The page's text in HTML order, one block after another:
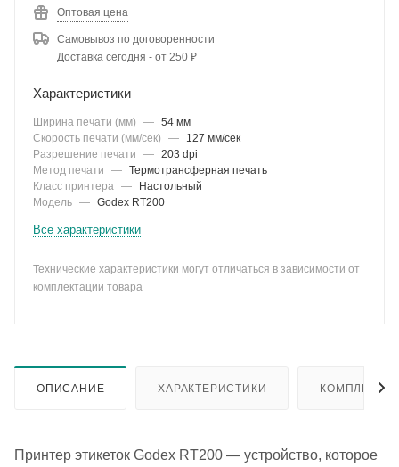
Оптовая цена
Самовывоз по договоренности
Доставка сегодня - от 250 ₽
Характеристики
Ширина печати (мм) — 54 мм
Скорость печати (мм/сек)
—
127 мм/сек
Разрешение печати
— 203 dpi
Метод печати
— Термотрансферная печать
Класс принтера —
Настольный
Модель — Godex RT200
Все характеристики
Технические характеристики могут отличаться в зависимости от
комплектации товара
ОПИСАНИЕ ХАРАКТЕРИСТИКИ
Принтер этикеток Godex RT200 — устройство, которое